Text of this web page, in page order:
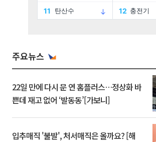
주요뉴스
22일 만에 다시 문 연 홈플러스…정상화 바
쁜데 재고 없어 ‘발동동’[가보니]
입추매직 '불발', 처서매직은 올까요? [해